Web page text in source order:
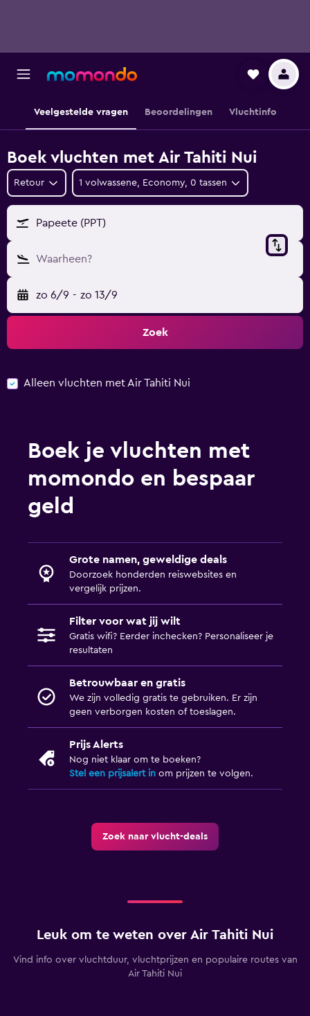
Veelgestelde vragen Beoordelingen Vluchtinfo
Boek vluchten met Air Tahiti Nui
Retour 1 volwassene, Economy, 0 tassen
Papeete (PPT)
Waarheen?
zo 6/9 - zo 13/9
Zoek
Alleen vluchten met Air Tahiti Nui
Boek je vluchten met
momondo en bespaar
geld
Grote namen, geweldige deals
Doorzoek honderden reiswebsites en
vergelijk prijzen.
Filter voor wat jij wilt
Gratis wifi? Eerder inchecken? Personaliseer je
resultaten
Betrouwbaar en gratis
We zijn volledig gratis te gebruiken. Er zijn
geen verborgen kosten of toeslagen.
Prijs Alerts
Nog niet klaar om te boeken?
Stel een prijsalert in om prijzen te volgen.
Zoek naar vlucht-deals
Leuk om te weten over Air Tahiti Nui
Vind info over vluchtduur, vluchtprijzen en populaire routes van
Air Tahiti Nui